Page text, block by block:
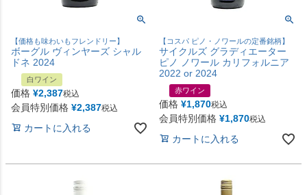
【価格も味わいもフレンドリー】
ボーグル ヴィンヤーズ シャル
ドネ 2024
白ワイン
価格 ¥2,387税込
会員特別価格 ¥2,387税込
カートに入れる
【コスパ ピノ・ノワールの定番銘柄】
サイクルズ グラディエーター
ピノ ノワール カリフォルニア
2022 or 2024
赤ワイン
価格 ¥1,870税込
会員特別価格 ¥1,870税込
カートに入れる